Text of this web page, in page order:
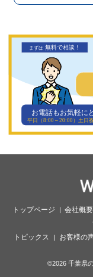
まずは 無料で相談！
お電話もお気軽に
平日（8:00～20:00）土日
トップページ 会社概要
トピックス お客様の
©2026 千葉県